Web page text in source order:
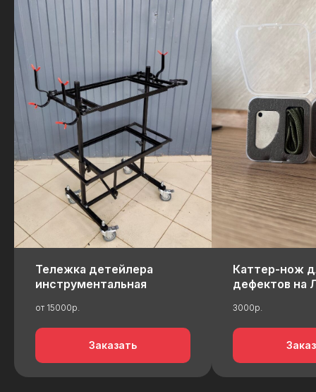
Тележка детейлера
инструментальная
от 15000р.
Заказать
Каттер-нож
дефектов на
3000р.